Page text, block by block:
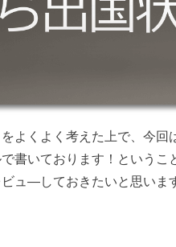
よくよく考えた上で、今
書いております！という
ュ―しておきたいと思いま